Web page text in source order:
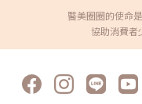
醫美圈圈的使命
協助消費者